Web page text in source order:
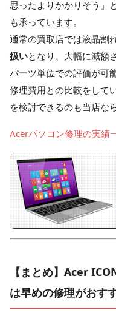
思ったよりかかりそう」
も承っています。
通常の買取店では液晶割
扱いとなり、大幅に減額
パーツ単位での評価が可
修理費用との比較をして
を検討できるのも当店な
Acerパソコン修理の実績
【まとめ】Acer
は早めの修理がおす